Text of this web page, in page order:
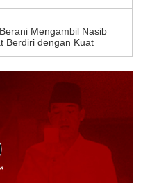
Mengambil Nasib
Berdiri dengan Kuat